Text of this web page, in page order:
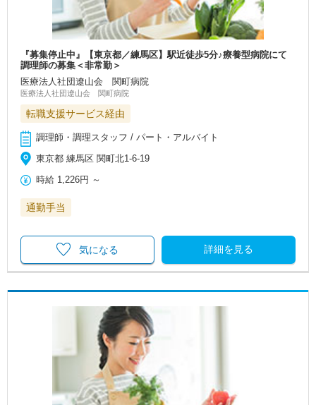
『募集停止中』【東京都／練馬区】駅近徒歩5分♪療養型病院にて
調理師の募集＜非常勤＞
医療法人社団遼山会 関町病院
医療法人社団遼山会 関町病院
転職支援サービス経由
調理師・調理スタッフ / パート・アルバイト
東京都 練馬区 関町北1-6-19
時給 1,226円 ～
通勤手当
詳細を見る
気になる